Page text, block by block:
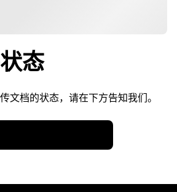
态
文档的状态，请在下方告知我们。